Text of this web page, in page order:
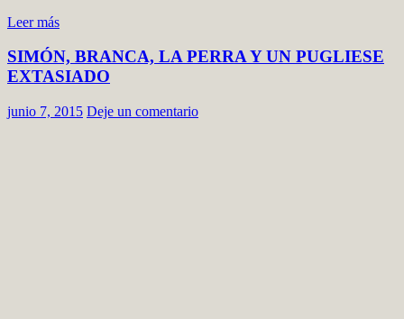
Leer más
SIMÓN, BRANCA, LA PERRA Y UN PUGLIESE
EXTASIADO
junio 7, 2015 Deje un comentario